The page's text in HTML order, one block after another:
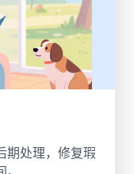
期处理，修复瑕